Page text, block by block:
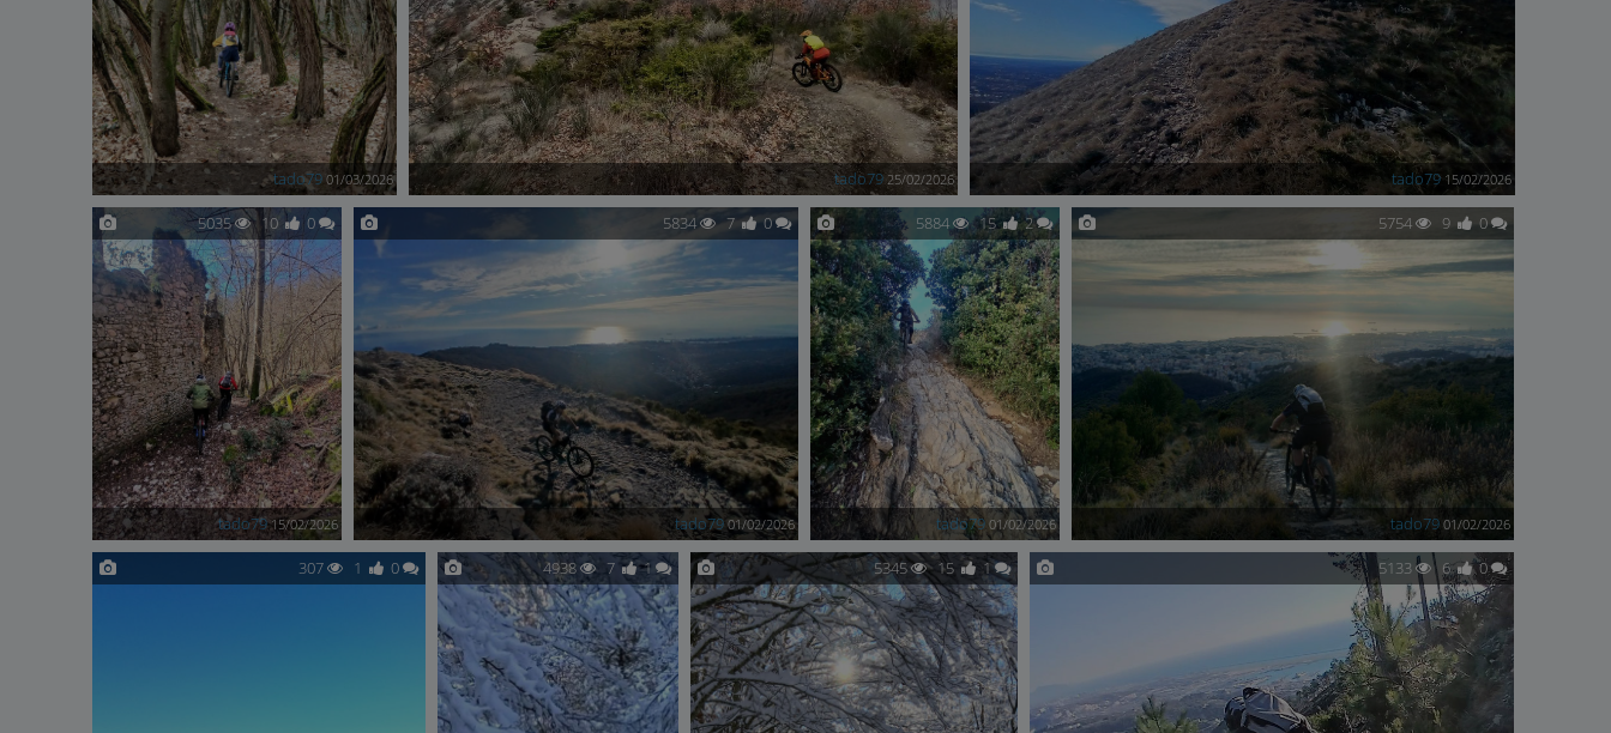
tado79 01/03/2026 tado79 25/02/2026 tado79 15/02/2026
5035 10 0
tado79 15/02/2026
5834 7 0
tado79 01/02/2026
5884 15 2
tado79 01/02/2026
5754 9 0
tado79 01/02/2026
307 1 0 4938 7 1 5345 15 1 5133 6 0